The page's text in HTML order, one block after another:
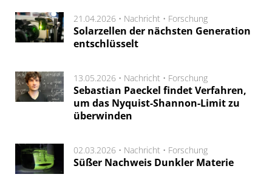
21.04.2026 • Nachricht • Forschung
Solarzellen der nächsten Generation
entschlüsselt
13.05.2026 • Nachricht • Forschung
Sebastian Paeckel findet Verfahren,
um das Nyquist-Shannon-Limit zu
überwinden
02.03.2026 • Nachricht • Forschung
Süßer Nachweis Dunkler Materie